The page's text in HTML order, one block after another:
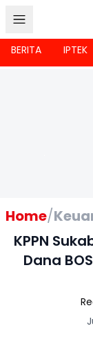
BERITA IPTEK
Home/
KPPN
Dana